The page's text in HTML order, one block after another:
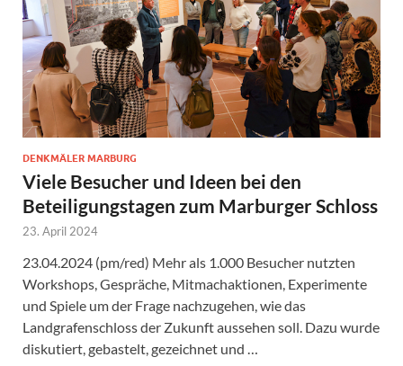
DENKMÄLER MARBURG
Viele Besucher und Ideen bei den
Beteiligungstagen zum Marburger Schloss
23. April 2024
23.04.2024 (pm/red) Mehr als 1.000 Besucher nutzten
Workshops, Gespräche, Mitmachaktionen, Experimente
und Spiele um der Frage nachzugehen, wie das
Landgrafenschloss der Zukunft aussehen soll. Dazu wurde
diskutiert, gebastelt, gezeichnet und …